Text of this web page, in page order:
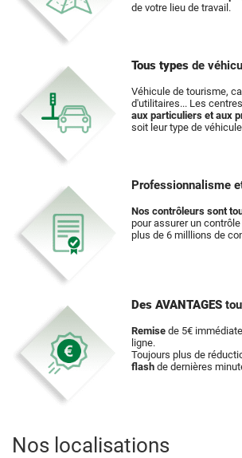
de votre lieu de travail.
Tous types de
Véhicule de tourisme,
d'utilitaires... Les
aux particuliers et aux
soit leur type de
Professionnalisme
Nos contrôleurs sont
pour assurer un
plus de 6 milllions de
Des AVANTAGES
Remise de 5€
ligne.
Toujours plus de
flash de dernières
Nos localisations